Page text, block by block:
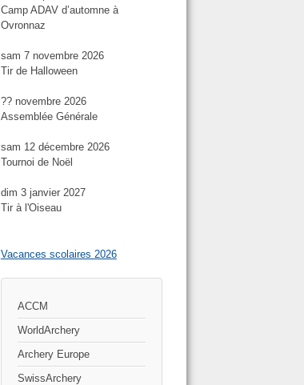
Camp ADAV d’automne à
Ovronnaz
sam 7 novembre 2026
Tir de Halloween
?? novembre 2026
Assemblée Générale
sam 12 décembre 2026
Tournoi de Noël
dim 3 janvier 2027
Tir à l'Oiseau
Vacances scolaires 2026
ACCM
WorldArchery
Archery Europe
SwissArchery